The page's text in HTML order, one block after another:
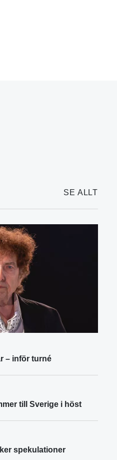
SE ALLT
– inför turné
till Sverige i höst
spekulationer